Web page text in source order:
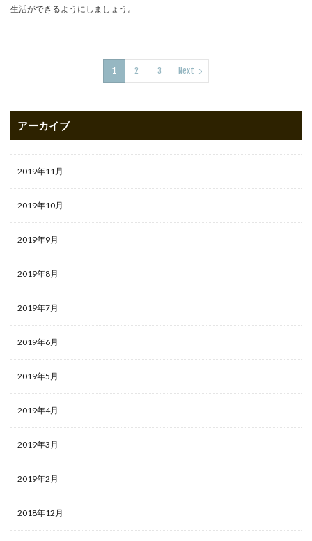
生活ができるようにしましょう。
1 2 3 Next
アーカイブ
2019年11月
2019年10月
2019年9月
2019年8月
2019年7月
2019年6月
2019年5月
2019年4月
2019年3月
2019年2月
2018年12月